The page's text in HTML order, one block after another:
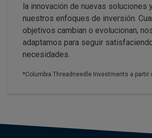
la innovación de nuevas soluciones
nuestros enfoques de inversión.
objetivos cambian o evolucionan,
adaptamos para seguir
necesidades.
*Columbia Threadneedle Investments a partir